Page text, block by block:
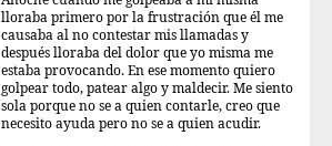
lloraba primero por la frustración que él me
causaba al no contestar mis llamadas y
después lloraba del dolor que yo misma me
estaba provocando. En ese momento quiero
golpear todo, patear algo y maldecir. Me siento
sola porque no se a quien contarle, creo que
necesito ayuda pero no se a quien acudir.